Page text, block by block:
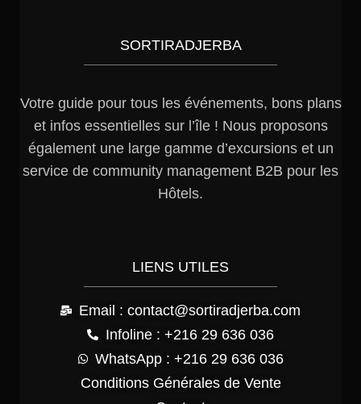
SORTIRADJERBA
Votre guide pour tous les événements, bons plans
et infos essentielles sur l’île ! Nous proposons
également une large gamme d’excursions et un
service de community management B2B pour les
Hôtels.
LIENS UTILES
Email : contact@sortiradjerba.com
Infoline : +216 29 636 036
WhatsApp : +216 29 636 036
Conditions Générales de Vente